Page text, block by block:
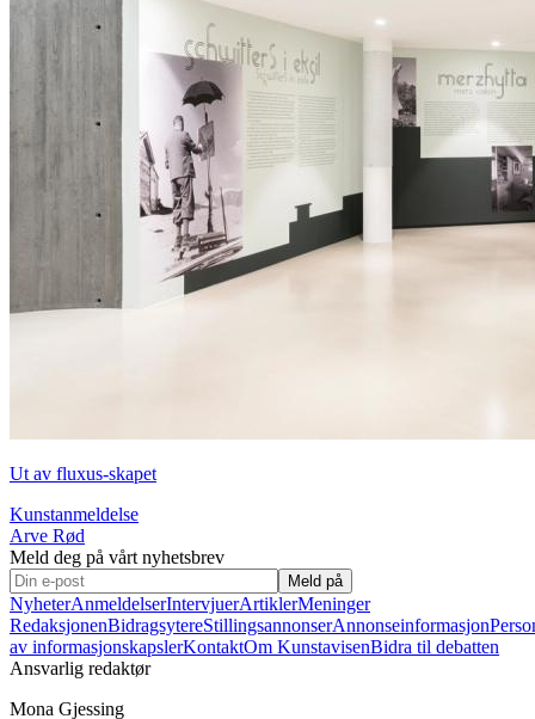
Ut av fluxus-skapet
Kunstanmeldelse
Arve Rød
Meld deg på vårt nyhetsbrev
Meld på
NyheterAnmeldelserIntervjuerArtiklerMeninger
RedaksjonenBidragsytereStillingsannonserAnnonseinformasjon
av informasjonskapslerKontaktOm KunstavisenBidra til debatten
Ansvarlig redaktør
Mona Gjessing